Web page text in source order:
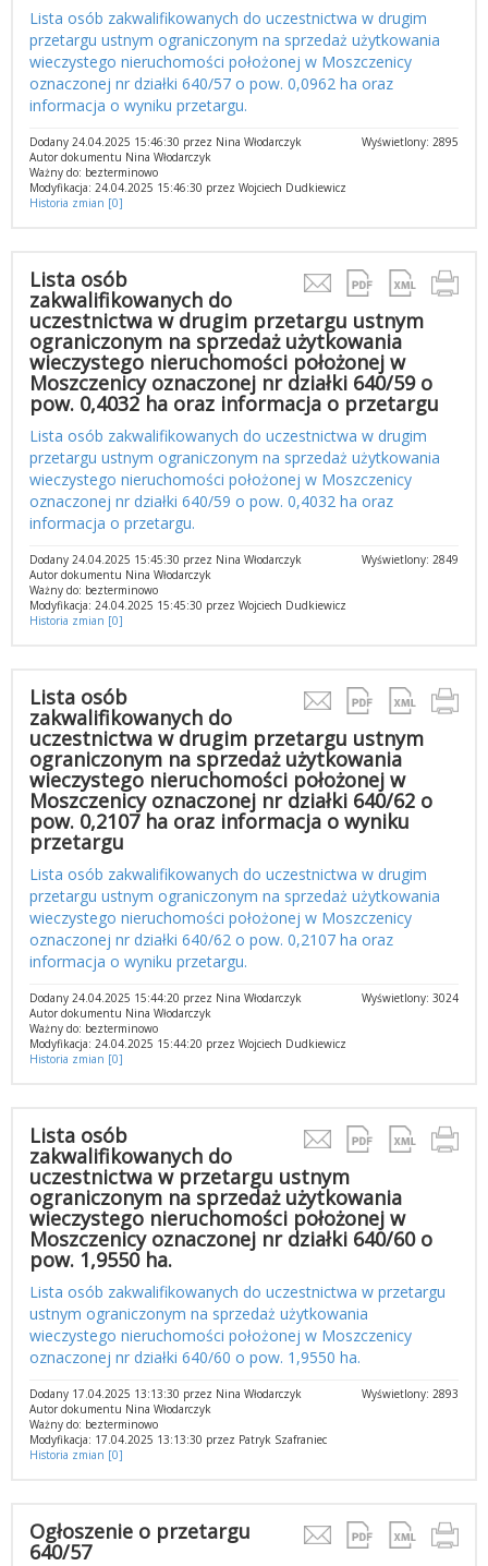
Lista osób zakwalifikowanych do uczestnictwa w drugim
przetargu ustnym ograniczonym na sprzedaż użytkowania
wieczystego nieruchomości położonej w Moszczenicy
oznaczonej nr działki 640/57 o pow. 0,0962 ha oraz
informacja o wyniku przetargu.
Wyświetlony: 2895
Dodany 24.04.2025 15:46:30 przez Nina Włodarczyk
Autor dokumentu Nina Włodarczyk
Ważny do: bezterminowo
Modyfikacja: 24.04.2025 15:46:30 przez Wojciech Dudkiewicz
Historia zmian [0]
Lista osób
zakwalifikowanych do
uczestnictwa w drugim przetargu ustnym
ograniczonym na sprzedaż użytkowania
wieczystego nieruchomości położonej w
Moszczenicy oznaczonej nr działki 640/59 o
pow. 0,4032 ha oraz informacja o przetargu
Lista osób zakwalifikowanych do uczestnictwa w drugim
przetargu ustnym ograniczonym na sprzedaż użytkowania
wieczystego nieruchomości położonej w Moszczenicy
oznaczonej nr działki 640/59 o pow. 0,4032 ha oraz
informacja o przetargu.
Wyświetlony: 2849
Dodany 24.04.2025 15:45:30 przez Nina Włodarczyk
Autor dokumentu Nina Włodarczyk
Ważny do: bezterminowo
Modyfikacja: 24.04.2025 15:45:30 przez Wojciech Dudkiewicz
Historia zmian [0]
Lista osób
zakwalifikowanych do
uczestnictwa w drugim przetargu ustnym
ograniczonym na sprzedaż użytkowania
wieczystego nieruchomości położonej w
Moszczenicy oznaczonej nr działki 640/62 o
pow. 0,2107 ha oraz informacja o wyniku
przetargu
Lista osób zakwalifikowanych do uczestnictwa w drugim
przetargu ustnym ograniczonym na sprzedaż użytkowania
wieczystego nieruchomości położonej w Moszczenicy
oznaczonej nr działki 640/62 o pow. 0,2107 ha oraz
informacja o wyniku przetargu.
Wyświetlony: 3024
Dodany 24.04.2025 15:44:20 przez Nina Włodarczyk
Autor dokumentu Nina Włodarczyk
Ważny do: bezterminowo
Modyfikacja: 24.04.2025 15:44:20 przez Wojciech Dudkiewicz
Historia zmian [0]
Lista osób
zakwalifikowanych do
uczestnictwa w przetargu ustnym
ograniczonym na sprzedaż użytkowania
wieczystego nieruchomości położonej w
Moszczenicy oznaczonej nr działki 640/60 o
pow. 1,9550 ha.
Lista osób zakwalifikowanych do uczestnictwa w przetargu
ustnym ograniczonym na sprzedaż użytkowania
wieczystego nieruchomości położonej w Moszczenicy
oznaczonej nr działki 640/60 o pow. 1,9550 ha.
Wyświetlony: 2893
Dodany 17.04.2025 13:13:30 przez Nina Włodarczyk
Autor dokumentu Nina Włodarczyk
Ważny do: bezterminowo
Modyfikacja: 17.04.2025 13:13:30 przez Patryk Szafraniec
Historia zmian [0]
Ogłoszenie o przetargu
640/57